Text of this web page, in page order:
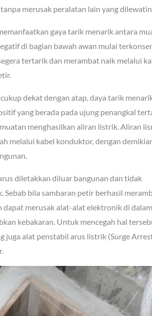
merusak peralatan lain yang
gaya tarik menarik antara
di bagian bawah awan mulai
tertarik dan merambat naik melalui
dekat dengan atap, daya tarik
yang berada pada ujung penangkal
menghasilkan aliran listrik. Aliran
melalui kabel konduktor, dengan
diletakkan diluar bangunan dan tidak
bila sambaran petir berhasil
merusak alat-alat elektronik di dalam
kebakaran. Untuk mencegah hal
juga alat penstabil arus listrik (Surge